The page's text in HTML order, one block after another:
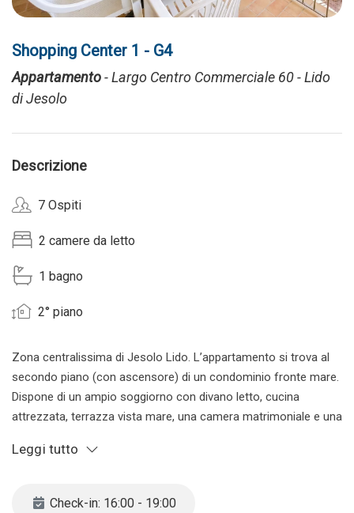
Shopping Center 1 - G4
Appartamento- Largo Centro Commerciale 60 - Lido
di Jesolo
Descrizione
7 Ospiti
2 camere da letto
1 bagno
2° piano
Zona centralissima di Jesolo Lido. L’appartamento si trova al
secondo piano (con ascensore) di un condominio fronte mare.
Dispone di un ampio soggiorno con divano letto, cucina
attrezzata, terrazza vista mare, una camera matrimoniale e una
CIR 027019-LOC-08852. CIN IT027019B46R2LZ92F
L’agenzia si riserva il diritto di cancellare la prenotazione nel
Leggi tutto
Check-in: 16:00 - 19:00